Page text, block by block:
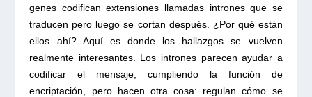
genes codifican extensiones llamadas intrones que se
traducen pero luego se cortan después. ¿Por qué están
ellos ahí? Aquí es donde los hallazgos se vuelven
realmente interesantes. Los intrones parecen ayudar a
codificar el mensaje, cumpliendo la función de
encriptación, pero hacen otra cosa: regulan cómo se